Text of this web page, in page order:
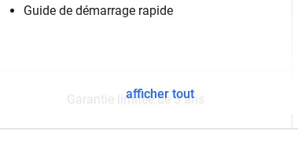
Guide de démarrage rapide
Garantie limitée de 3 ans
afficher tout